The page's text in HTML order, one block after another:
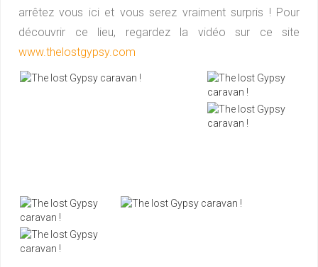
arrêtez vous ici et vous serez vraiment surpris ! Pour
découvrir ce lieu, regardez la vidéo sur ce site
www.thelostgypsy.com